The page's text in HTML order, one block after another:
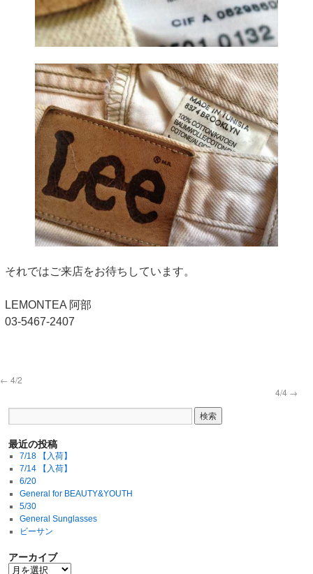
それではご来店をお待ちしています。
LEMONTEA 阿部
03-5467-2407
← 4/2
4/4 →
最近の投稿
7/18 【入荷】
7/14 【入荷】
6/20
General for BEAUTY&YOUTH
5/30
General Sunglasses
ビーサン
アーカイブ